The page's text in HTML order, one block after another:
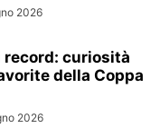
2026
record: curiosità
della Coppa
2026